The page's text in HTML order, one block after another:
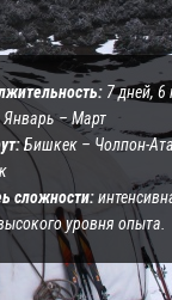
7 дней, 6
Январь – Март
Бишкек – Чолпон-
сложности:
уровня опыта.